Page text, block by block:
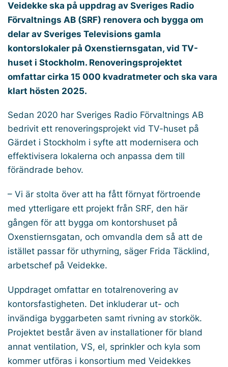
Veidekke ska på uppdrag av Sveriges Radio
Förvaltnings AB (SRF) renovera och bygga om
delar av Sveriges Televisions gamla
kontorslokaler på Oxenstiernsgatan, vid TV-
huset i Stockholm. Renoveringsprojektet
omfattar cirka 15 000 kvadratmeter och ska vara
klart hösten 2025.
Sedan 2020 har Sveriges Radio Förvaltnings AB
bedrivit ett renoveringsprojekt vid TV-huset på
Gärdet i Stockholm i syfte att modernisera och
effektivisera lokalerna och anpassa dem till
förändrade behov.
– Vi är stolta över att ha fått förnyat förtroende
med ytterligare ett projekt från SRF, den här
gången för att bygga om kontorshuset på
Oxenstiernsgatan, och omvandla dem så att de
istället passar för uthyrning, säger Frida Täcklind,
arbetschef på Veidekke.
Uppdraget omfattar en totalrenovering av
kontorsfastigheten. Det inkluderar ut- och
invändiga byggarbeten samt rivning av storkök.
Projektet består även av installationer för bland
annat ventilation, VS, el, sprinkler och kyla som
kommer utföras i konsortium med Veidekkes